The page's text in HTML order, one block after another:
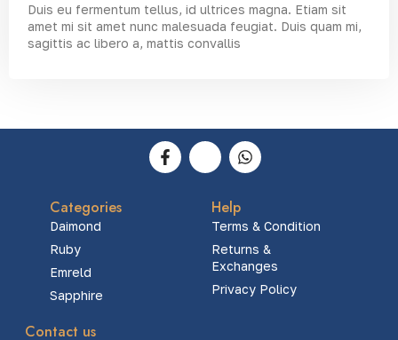
Duis eu fermentum tellus, id ultrices magna. Etiam sit
amet mi sit amet nunc malesuada feugiat. Duis quam mi,
sagittis ac libero a, mattis convallis
Categories
Daimond
Ruby
Emreld
Sapphire
Help
Terms & Condition
Returns &
Exchanges
Privacy Policy
Contact us